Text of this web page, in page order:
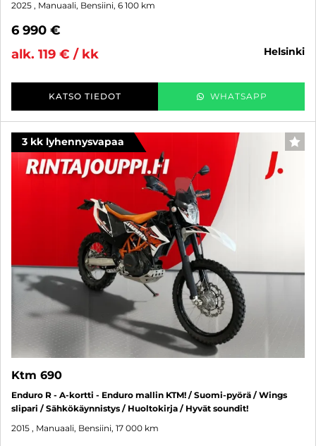
2025 , Manuaali, Bensiini, 6 100 km
6 990 €
alk. 119 € / kk
helsinki
KATSO TIEDOT WHATSAPP
3 kk lyhennysvapaa
Ktm 690
Enduro R - A-kortti - Enduro mallin KTM! / Suomi-pyörä / Wings
slipari / Sähkökäynnistys / Huoltokirja / Hyvät soundit!
2015 , Manuaali, Bensiini, 17 000 km